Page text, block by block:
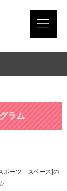
ラム
ポーツ スペース]の
☆